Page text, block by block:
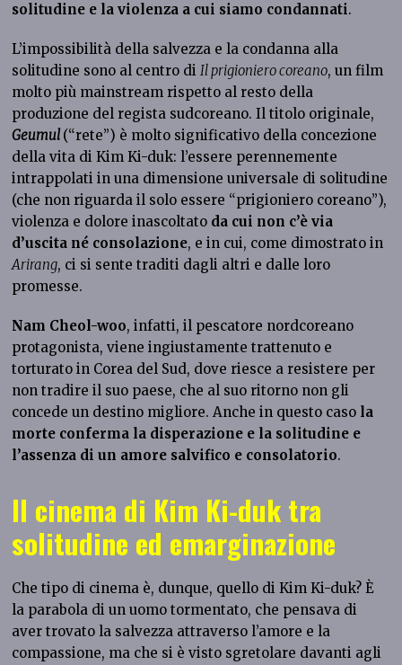
solitudine e la violenza a cui siamo condannati.
L’impossibilità della salvezza e la condanna alla
solitudine sono al centro diIl prigioniero coreano, un film
molto più mainstream rispetto al resto della
produzione del regista sudcoreano. Il titolo originale,
Geumul (“rete”) è molto significativo della concezione
della vita di Kim Ki-duk: l’essere perennemente
intrappolati in una dimensione universale di solitudine
(che non riguarda il solo essere “prigioniero coreano”),
violenza e dolore inascoltato da cui non c’è via
d’uscita né consolazione, e in cui, come dimostrato in
Arirang, ci si sente traditi dagli altri e dalle loro
promesse.
Nam Cheol-woo, infatti, il pescatore nordcoreano
protagonista, viene ingiustamente trattenuto e
torturato in Corea del Sud, dove riesce a resistere per
non tradire il suo paese, che al suo ritorno non gli
concede un destino migliore. Anche in questo caso la
morte conferma la disperazione e la solitudine e
l’assenza di un amore salvifico e consolatorio.
Il cinema di Kim Ki-duk tra
solitudine ed emarginazione
Che tipo di cinema è, dunque, quello di Kim Ki-duk? È
la parabola di un uomo tormentato, che pensava di
aver trovato la salvezza attraverso l’amore e la
compassione, ma che si è visto sgretolare davanti agli